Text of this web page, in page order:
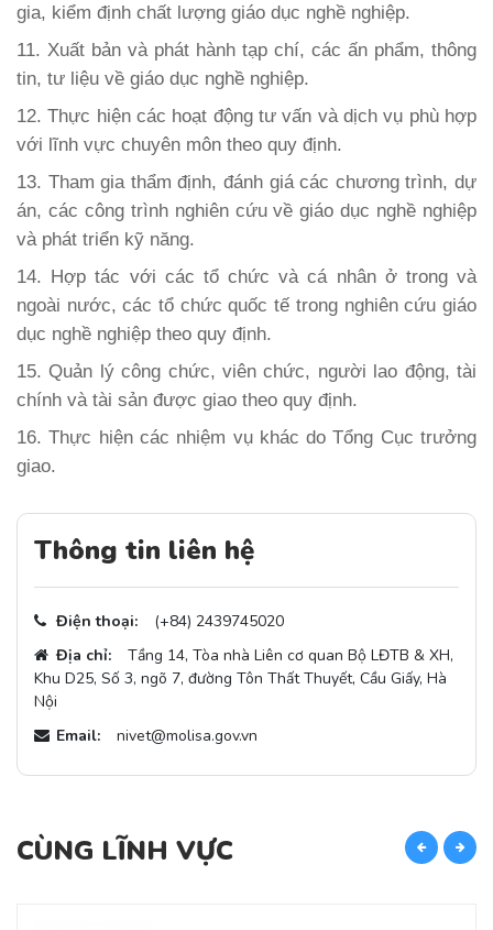
gia, kiểm định chất lượng giáo dục nghề nghiệp.
11. Xuất bản và phát hành tạp chí, các ấn phẩm, thông
tin, tư liệu về giáo dục nghề nghiệp.
12. Thực hiện các hoạt động tư vấn và dịch vụ phù hợp
với lĩnh vực chuyên môn theo quy định.
13. Tham gia thẩm định, đánh giá các chương trình, dự
án, các công trình nghiên cứu về giáo dục nghề nghiệp
và phát triển kỹ năng.
14. Hợp tác với các tổ chức và cá nhân ở trong và
ngoài nước, các tổ chức quốc tế trong nghiên cứu giáo
dục nghề nghiệp theo quy định.
15. Quản lý công chức, viên chức, người lao động, tài
chính và tài sản được giao theo quy định.
16. Thực hiện các nhiệm vụ khác do Tổng Cục trưởng
giao.
Thông tin liên hệ
Điện thoại:
(+84) 2439745020
Địa chỉ:
Tầng 14, Tòa nhà Liên cơ quan Bộ LĐTB & XH,
Khu D25, Số 3, ngõ 7, đường Tôn Thất Thuyết, Cầu Giấy, Hà
Nội
Email:
nivet@molisa.gov.vn
CÙNG LĨNH VỰC